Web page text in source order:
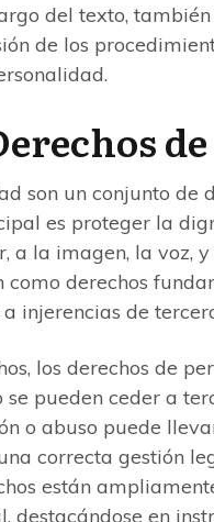
del texto,
de los
son un conjunto de
es proteger la
a la imagen, la voz,
como derechos
injerencias de
los derechos de
se pueden ceder a
o abuso puede
correcta gestión
están
destacándose en